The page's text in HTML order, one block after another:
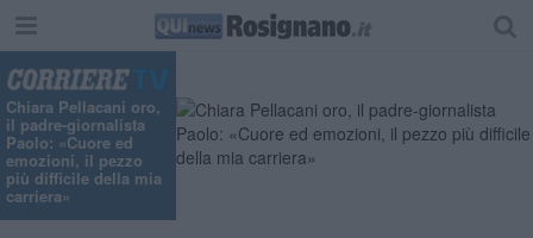
Chiara Pellacani oro,
il padre-giornalista
Paolo: «Cuore ed
emozioni, il pezzo
più difficile della mia
carriera»